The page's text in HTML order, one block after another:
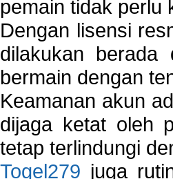
pemain tidak perlu
Dengan lisensi
dilakukan
bermain dengan
Keamanan akun
dijaga ketat oleh
tetap terlindungi
Togel279 juga